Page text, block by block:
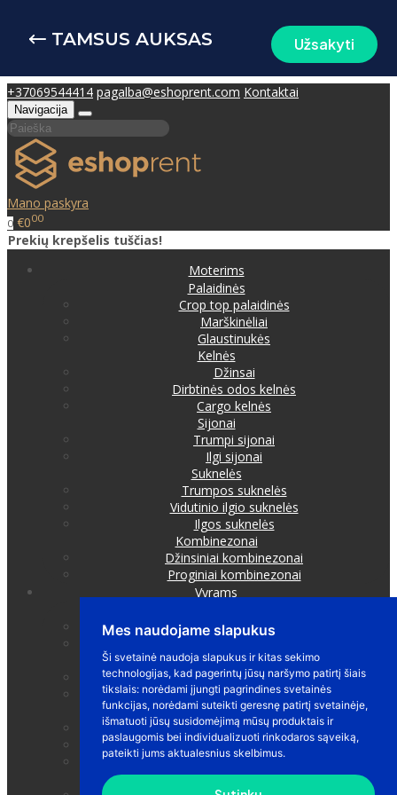
Mes naudojame slapukus
Ši svetainė naudoja slapukus ir kitas sekimo
technologijas, kad pagerintų jūsų naršymo patirtį šiais
tikslais: norėdami įjungti pagrindines svetainės
funkcijas, norėdami suteikti geresnę patirtį svetainėje,
išmatuoti jūsų susidomėjimą mūsų produktais ir
paslaugomis bei individualizuoti rinkodaros sąveiką,
pateikti jums aktualesnius skelbimus.
TAMSUS AUKSAS Užsakyti